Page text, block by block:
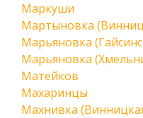
Маркуши
Мартыновка
Марьяновка
Марьяновка
Матейков
Махаринцы
Махнивка